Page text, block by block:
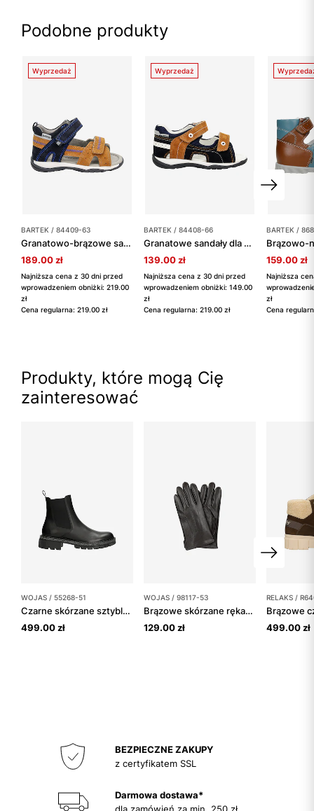
Podobne produkty
Wyprzedaż
BARTEK / 84409-63
Granatowo-brązowe sandały dla chłopca BARTEK 84409-63
189.00 zł
Najniższa cena z 30 dni przed
wprowadzeniem obniżki: 219.00
zł
Cena regularna: 219.00 zł
Wyprzedaż
BARTEK / 84408-66
Granatowe sandały dla chłopca z brązowymi wstawkami BARTEK 84408-66
139.00 zł
Najniższa cena z 30 dni przed
wprowadzeniem obniżki: 149.00
zł
Cena regularna: 219.00 zł
BARTEK /
159.00 zł
Najniższa
zł
Cena
Produkty, które mogą Cię
zainteresować
WOJAS / 55268-51
Czarne skórzane sztyblety z ozdobnym zamkiem
499.00 zł
WOJAS / 98117-53
Brązowe skórzane rękawiczki męskie z funkcją Touch Screen
129.00 zł
RELAKS /
499.00 zł
BEZPIECZNE ZAKUPY
z certyfikatem SSL
Darmowa dostawa*